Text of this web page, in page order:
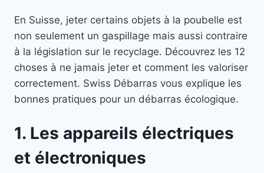
En Suisse, jeter certains objets à la poubelle est
non seulement un gaspillage mais aussi contraire
à la législation sur le recyclage. Découvrez les 12
choses à ne jamais jeter et comment les valoriser
correctement. Swiss Débarras vous explique les
bonnes pratiques pour un débarras écologique.
1. Les appareils électriques
et électroniques